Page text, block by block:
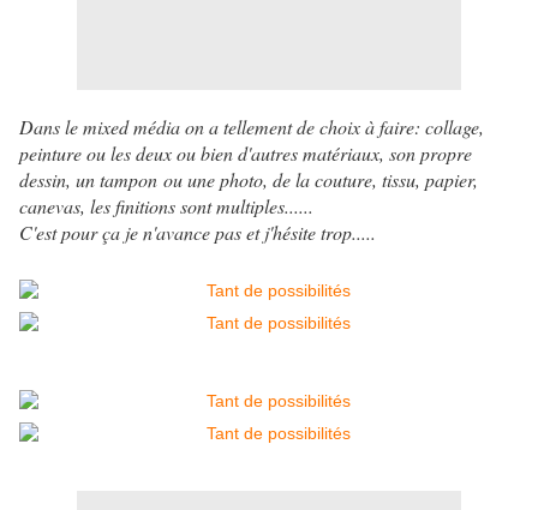
Dans le mixed média on a tellement de choix à faire: collage,
peinture ou les deux ou bien d'autres matériaux, son propre
dessin, un tampon ou une photo, de la couture, tissu, papier,
canevas, les finitions sont multiples......
C'est pour ça je n'avance pas et j'hésite trop.....